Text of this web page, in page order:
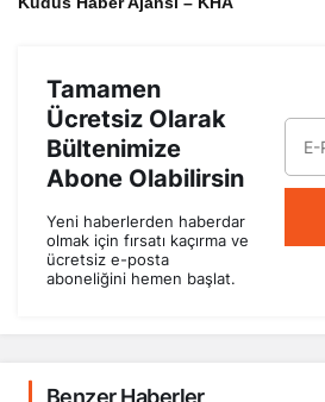
Tamamen
Ücretsiz Olarak
Bültenimize
Abone Olabilirsin
Yeni haberlerden haberdar
olmak için fırsatı kaçırma ve
ücretsiz e-posta
aboneliğini hemen başlat.
Benzer Haberler